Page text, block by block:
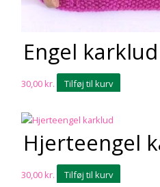
Engel karklud
30,00 kr. Tilføj til kurv
Hjerteengel
30,00 kr. Tilføj til kurv